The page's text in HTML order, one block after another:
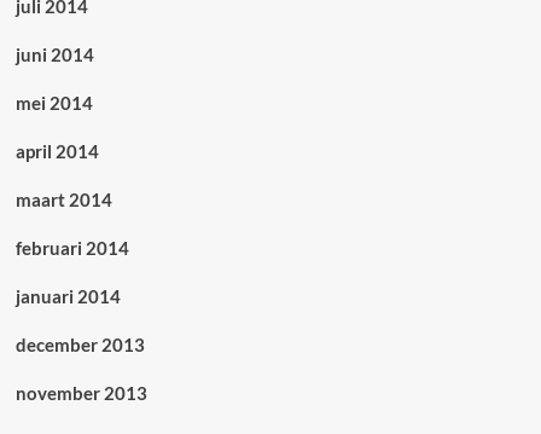
juli 2014
juni 2014
mei 2014
april 2014
maart 2014
februari 2014
januari 2014
december 2013
november 2013